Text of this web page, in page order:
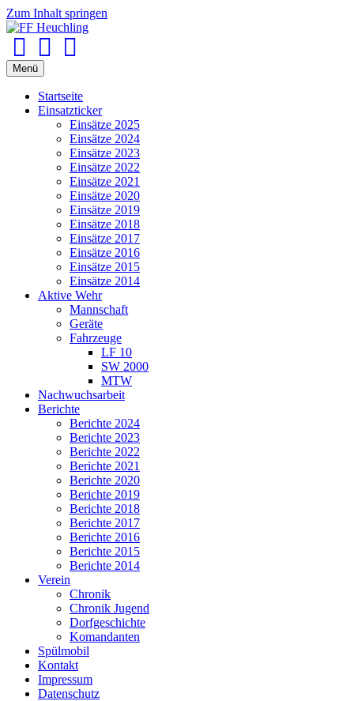
Zum Inhalt springen
Menü
Startseite
Einsatzticker
Einsätze 2025
Einsätze 2024
Einsätze 2023
Einsätze 2022
Einsätze 2021
Einsätze 2020
Einsätze 2019
Einsätze 2018
Einsätze 2017
Einsätze 2016
Einsätze 2015
Einsätze 2014
Aktive Wehr
Mannschaft
Geräte
Fahrzeuge
LF 10
SW 2000
MTW
Nachwuchsarbeit
Berichte
Berichte 2024
Berichte 2023
Berichte 2022
Berichte 2021
Berichte 2020
Berichte 2019
Berichte 2018
Berichte 2017
Berichte 2016
Berichte 2015
Berichte 2014
Verein
Chronik
Chronik Jugend
Dorfgeschichte
Komandanten
Spülmobil
Kontakt
Impressum
Datenschutz